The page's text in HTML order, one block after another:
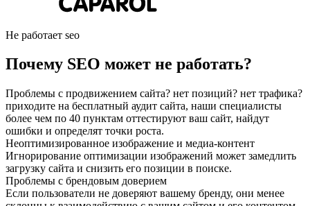
Не работает seo
Почему SEO может не работать?
Проблемы с продвижением сайта? нет позиций? нет трафика?
приходите на бесплатный аудит сайта, наши специалисты
более чем по 40 пунктам оттестируют ваш сайт, найдут
ошибки и определят точки роста.
Неоптимизированное изображение и медиа-контент
Игнорирование оптимизации изображений может замедлить
загрузку сайта и снизить его позиции в поиске.
Проблемы с брендовым доверием
Если пользователи не доверяют вашему бренду, они менее